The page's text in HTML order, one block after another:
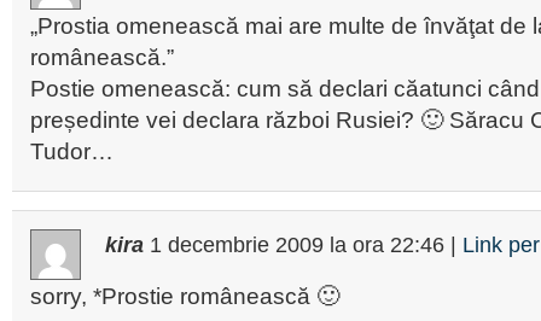
„Prostia omenească mai are multe de învăţat de
românească.”
Postie omenească: cum să declari căatunci
președinte vei declara război Rusiei? 🙂 Săracu
Tudor…
kira 1 decembrie 2009 la ora 22:46 Link
sorry, *Prostie românească 🙂